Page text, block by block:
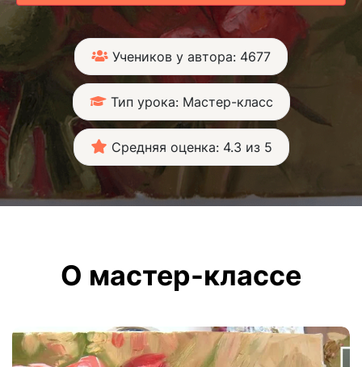
Учеников у автора: 4677
Тип урока: Мастер-класс
Средняя оценка: 4.3 из 5
О мастер-классе